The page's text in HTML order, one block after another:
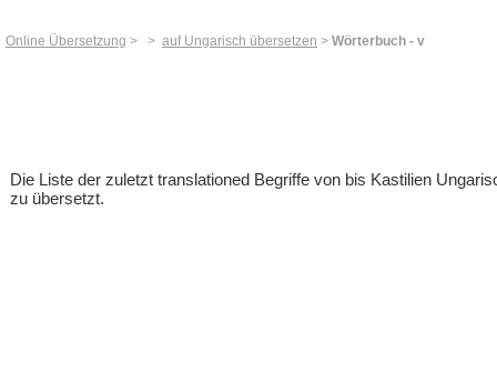
Online Übersetzung > > auf Ungarisch übersetzen > Wörterbuch - v
Die Liste der zuletzt translationed Begriffe von bis Kastilien
zu übersetzt.